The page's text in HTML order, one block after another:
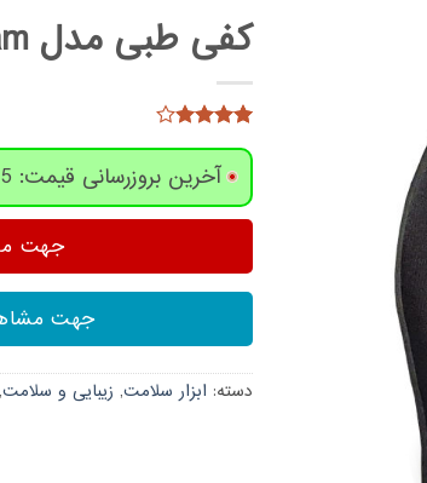
کفی طبی مدل SK-Memory Foam سایز 37
3.92از
مشتری
آخرین بروزرسانی قیمت: 5 روز پیش
جهت
جهت
دسته: ابزار سلامت, زیبایی و سلامت,